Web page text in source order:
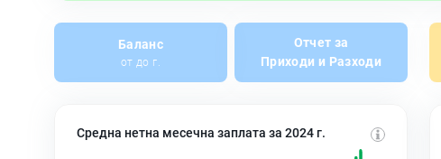
Баланс
от до г.
Отчет за
Приходи и Разходи
Средна нетна месечна заплата за 2024 г.